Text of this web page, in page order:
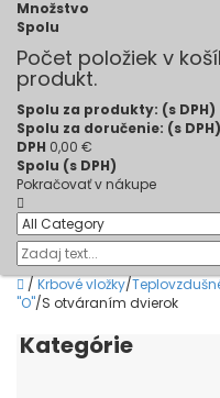
Množstvo
Spolu
Počet položiek v
produkt.
Spolu za produkty: (s DPH)
Spolu za doručenie: (s DPH)
DPH 0,00 €
Spolu (s DPH)
Pokračovať v nákupe
/ Krbové vložky/
"O"/S otváraním dvierok
Kategórie